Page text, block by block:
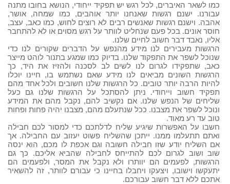
כמו לשאר האיברים, לכל רגש יש תפקיד ייחודי, הנושא בחובו מתנה
עבורנו. ישנם רגשות שאנחנו יותר אוהבים, כמו שמחה, אושר,
אהבה. וישנם רגשות שאנשים רבים לא רוצים לחוש, כמו כאב, עצב,
חוסר אונים. בכל פעם שנחליט לוותר על רגש מסוים או לא להתחבר
אליו, נאבד דבר חשוב לחיים שלנו.
הרגשות מעבירים לנו מידע מהנפש על הדברים שקורים לנו כדי
שנוכל לשפר את התפקוד שלנו. בדיוק כמו שמגע בתנור לוהט מייצר
כאב, שתפקידו לגרום לנו לשים לב לסכנה ולהזיז את היד, כך
הרגשות השונים מביאים לנו מידע שאם נשתמש בו, חיינו יוכלו
להיות הרבה יותר טובים. כל הרגשות שלנו חשובים ולכל אחד מהם
תפקיד חשוב וייחודי. ניתן להסתכל על הרגשות שלנו גם כעל
שליחים של הנפש שלנו. אם נקשיב להם, נקבל מהם את המידע
ונוכל לשפר את מצבנו. ככל שנתעלם מהם, מצבנו יהיה פחות ופחות
טוב עד רע מאוד.
חשבו על האפשרות שיגיע שליח לדלתכם כדי למסור לכם חבילה
ואתם תתעלמו ממנו. ייתכן שהשליח פשוט יעזוב עם החבילה. אך
אם השליח יודע שזו חבילה חשובה וגם אכפת לו מכם, הוא ינסה
שוב ושוב לגרום לכם להתייחס לחבילה שהביא אליכם. כך גם
הרגשות, לפעמים הם יוותרו ולא נקבל את המסר, ולפעמים הם
יתעקשו וישובו, ויצעקו ויחבלו בחיינו כי עבורם לוותר, זה להשאיר
אתכם ללא דבר חשוב עבורכם.